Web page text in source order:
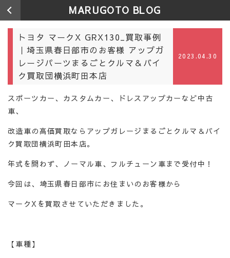
MARUGOTO BLOG
トヨタ マークX GRX130_買取事例
｜埼玉県春日部市のお客様 アップガ
レージパーツまるごとクルマ＆バイ
ク買取団横浜町田本店
2023.04.30
スポーツカー、カスタムカー、ドレスアップカーなど中古
車、
改造車の高価買取ならアップガレージまるごとクルマ＆バイ
ク買取団横浜町田本店。
年式を問わず、ノーマル車、フルチューン車まで受付中！
今回は、埼玉県春日部市にお住まいのお客様から
マークXを買取させていただきました。
【車種】